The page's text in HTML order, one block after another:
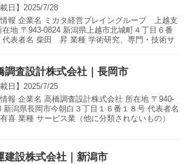
日】 2025/7/28
報 企業名 ミカタ経営ブレイングループ 上越支
在地 〒943-0824 新潟県上越市北城町４丁目６番
代表者名 柴田 昇 業種 学術研究、専門・技術サ
調査設計株式会社｜長岡市
日】 2025/7/25
報 企業名 高橋調査設計株式会社 所在地 〒940-
新潟県長岡市今朝白３丁目１６番１８号 代表者名
喜 業種 サービス業（他に分類されないもの）
建設株式会社｜新潟市